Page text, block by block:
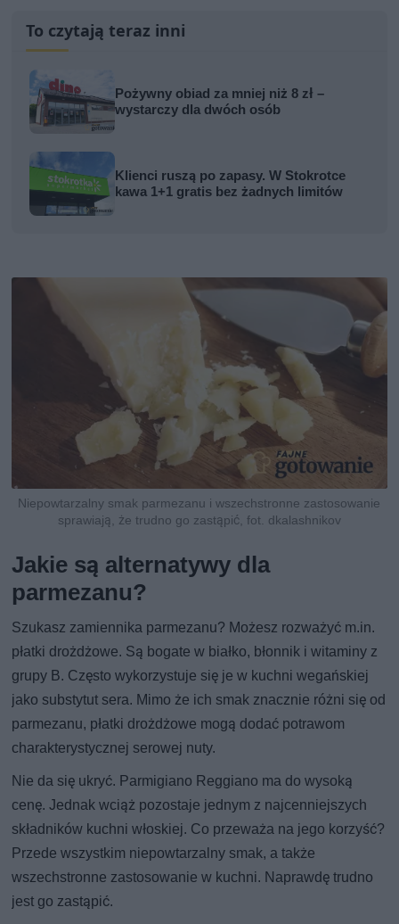
To czytają teraz inni
Pożywny obiad za mniej niż 8 zł –
wystarczy dla dwóch osób
Klienci ruszą po zapasy. W Stokrotce
kawa 1+1 gratis bez żadnych limitów
Niepowtarzalny smak parmezanu i wszechstronne zastosowanie
sprawiają, że trudno go zastąpić, fot. dkalashnikov
Jakie są alternatywy dla
parmezanu?
Szukasz zamiennika parmezanu? Możesz rozważyć m.in.
płatki drożdżowe. Są bogate w białko, błonnik i witaminy z
grupy B. Często wykorzystuje się je w kuchni wegańskiej
jako substytut sera. Mimo że ich smak znacznie różni się od
parmezanu, płatki drożdżowe mogą dodać potrawom
charakterystycznej serowej nuty.
Nie da się ukryć. Parmigiano Reggiano ma do wysoką
cenę. Jednak wciąż pozostaje jednym z najcenniejszych
składników kuchni włoskiej. Co przeważa na jego korzyść?
Przede wszystkim niepowtarzalny smak, a także
wszechstronne zastosowanie w kuchni. Naprawdę trudno
jest go zastąpić.